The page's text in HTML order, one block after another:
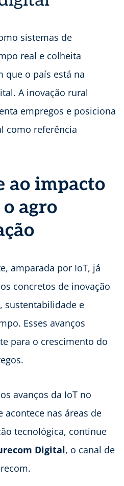
sistemas de
real e colheita
que o país está na
A inovação rural
empregos e posiciona
como referência
ao impacto
agro
amparada por IoT, já
concretos de inovação
sustentabilidade e
Esses avanços
para o crescimento do
avanços da IoT no
acontece nas áreas de
tecnológica, continue
Digital, o canal de